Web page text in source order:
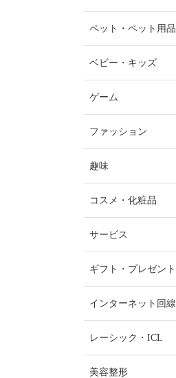
ペット・ペット用品
ベビー・キッズ
ゲーム
ファッション
趣味
コスメ・化粧品
サービス
ギフト・プレゼント
インターネット回線
レーシック・ICL
美容整形